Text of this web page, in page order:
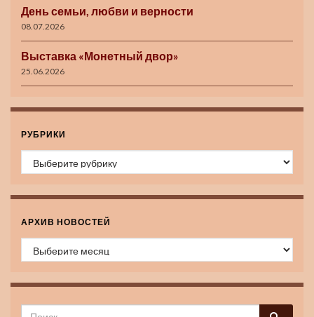
День семьи, любви и верности
08.07.2026
Выставка «Монетный двор»
25.06.2026
РУБРИКИ
Рубрики
АРХИВ НОВОСТЕЙ
Архив новостей